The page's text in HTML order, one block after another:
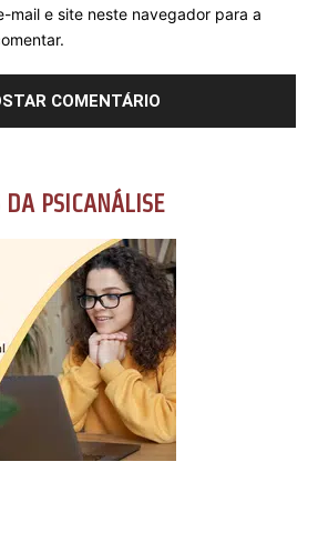
mail e site neste navegador para a
PSICANÁLISE